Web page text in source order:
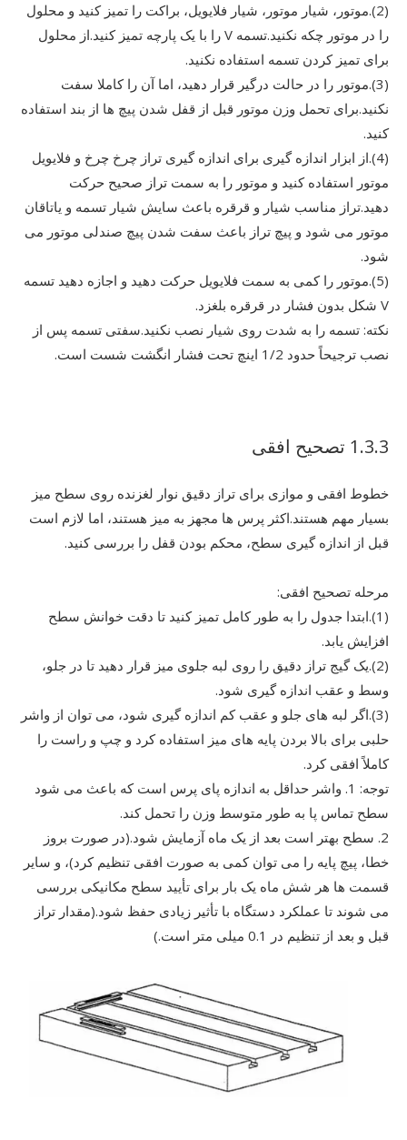
(2).موتور، شیار موتور، شیار فلایویل، براکت را تمیز کنید و محلول
را در موتور چکه نکنید.تسمه V را با یک پارچه تمیز کنید.از محلول
برای تمیز کردن تسمه استفاده نکنید.
(3).موتور را در حالت درگیر قرار دهید، اما آن را کاملا سفت
نکنید.برای تحمل وزن موتور قبل از قفل شدن پیچ ها از بند استفاده
کنید.
(4).از ابزار اندازه گیری برای اندازه گیری تراز چرخ چرخ و فلایویل
موتور استفاده کنید و موتور را به سمت تراز صحیح حرکت
دهید.تراز مناسب شیار و قرقره باعث سایش شیار تسمه و یاتاقان
موتور می شود و پیچ تراز باعث سفت شدن پیچ صندلی موتور می
شود.
(5).موتور را کمی به سمت فلایویل حرکت دهید و اجازه دهید تسمه
V شکل بدون فشار در قرقره بلغزد.
نکته: تسمه را به شدت روی شیار نصب نکنید.سفتی تسمه پس از
نصب ترجیحاً حدود 1/2 اینچ تحت فشار انگشت شست است.
1.3.3 تصحیح افقی
خطوط افقی و موازی برای تراز دقیق نوار لغزنده روی سطح میز
بسیار مهم هستند.اکثر پرس ها مجهز به میز هستند، اما لازم است
قبل از اندازه گیری سطح، محکم بودن قفل را بررسی کنید.
مرحله تصحیح افقی:
(1).ابتدا جدول را به طور کامل تمیز کنید تا دقت خوانش سطح
افزایش یابد.
(2).یک گیج تراز دقیق را روی لبه جلوی میز قرار دهید تا در جلو،
وسط و عقب اندازه گیری شود.
(3).اگر لبه های جلو و عقب کم اندازه گیری شود، می توان از واشر
حلبی برای بالا بردن پایه های میز استفاده کرد و چپ و راست را
کاملاً افقی کرد.
توجه: 1. واشر حداقل به اندازه پای پرس است که باعث می شود
سطح تماس پا به طور متوسط ​​وزن را تحمل کند.
2. سطح بهتر است بعد از یک ماه آزمایش شود.(در صورت بروز
خطا، پیچ پایه را می توان کمی به صورت افقی تنظیم کرد)، و سایر
قسمت ها هر شش ماه یک بار برای تأیید سطح مکانیکی بررسی
می شوند تا عملکرد دستگاه با تأثیر زیادی حفظ شود.(مقدار تراز
قبل و بعد از تنظیم در 0.1 میلی متر است.)